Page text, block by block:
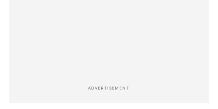
ADVERTISEMENT